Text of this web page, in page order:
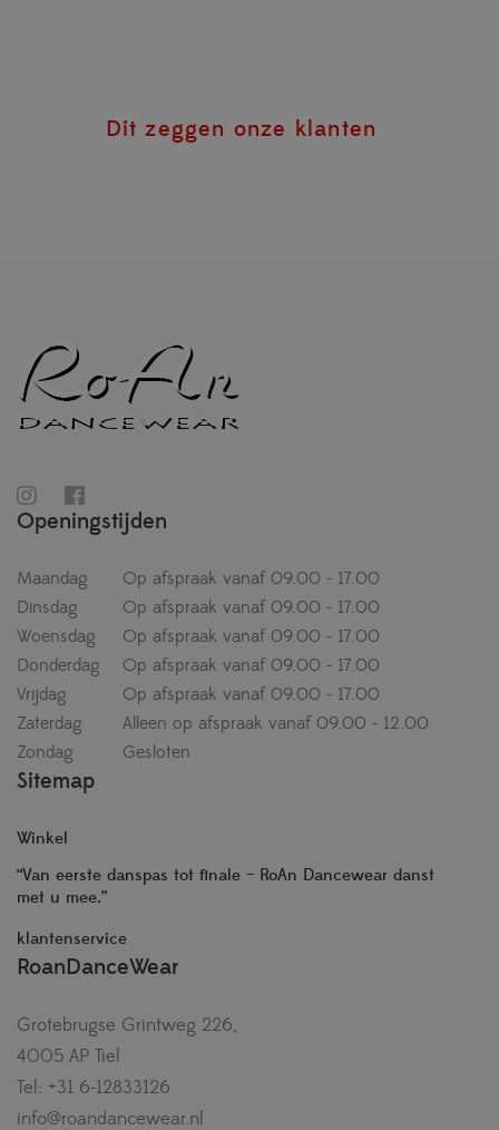
Dit zeggen onze klanten
Openingstijden
Maandag
Op afspraak vanaf 09.00 - 17.00
Dinsdag
Op afspraak vanaf 09.00 - 17.00
Woensdag
Op afspraak vanaf 09.00 - 17.00
Donderdag
Op afspraak vanaf 09.00 - 17.00
Vrijdag
Op afspraak vanaf 09.00 - 17.00
Zaterdag
Alleen op afspraak vanaf 09.00 - 12.00
Zondag
Gesloten
Sitemap
Winkel
“Van eerste danspas tot finale – RoAn Dancewear danst
met u mee.”
klantenservice
RoanDanceWear
Grotebrugse Grintweg 226,
4005 AP Tiel
Tel: +31 6-12833126
info@roandancewear.nl